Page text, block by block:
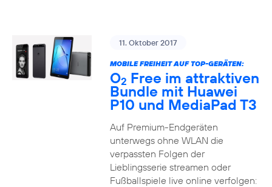
11. Oktober 2017
MOBILE FREIHEIT AUF TOP-GERÄTEN:
O2 Free im attraktiven
Bundle mit Huawei
P10 und MediaPad T3
Auf Premium-Endgeräten
unterwegs ohne WLAN die
verpassten Folgen der
Lieblingsserie streamen oder
Fußballspiele live online verfolgen: